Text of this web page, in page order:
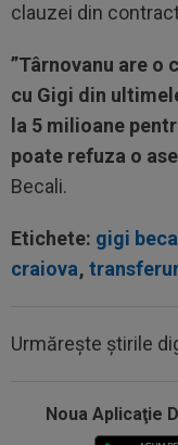
clauzei din
”Târnovanu are o
cu Gigi din
la 5 milioane
poate refuza o
Becali.
Etichete: gigi
craiova,
Urmărește știrile
Noua Aplicaţie
00:17
Micael
împușcat în timpul